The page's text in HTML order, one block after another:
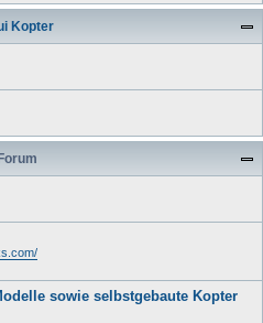
Kopter
sowie selbstgebaute Kopter